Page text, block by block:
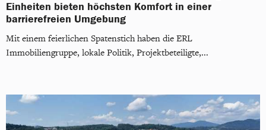
Einheiten bieten höchsten Komfort in einer
barrierefreien Umgebung
Mit einem feierlichen Spatenstich haben die ERL
Immobiliengruppe, lokale Politik, Projektbeteiligte,...